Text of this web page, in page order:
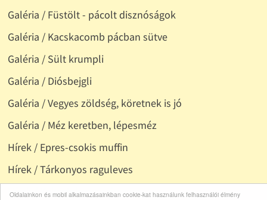
Oldalainkon és mobil alkalmazásainkban cookie-kat használunk felhasználói élmény
Galéria / Füstölt - pácolt disznóságok
Galéria / Kacskacomb pácban sütve
Galéria / Sült krumpli
Galéria / Diósbejgli
Galéria / Vegyes zöldség, köretnek is jó
Galéria / Méz keretben, lépesméz
Hírek / Epres-csokis muffin
Hírek / Tárkonyos raguleves
Hírek / Keksztekercs szinesen